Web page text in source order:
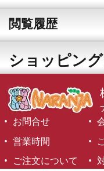
閲覧履歴
ショッピン
お問合せ
営業時間
ご注文について